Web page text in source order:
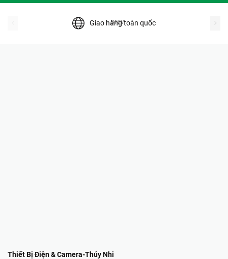
Giao hàng toàn quốc
prev
Thiết Bị Điện & Camera-Thúy Nhi